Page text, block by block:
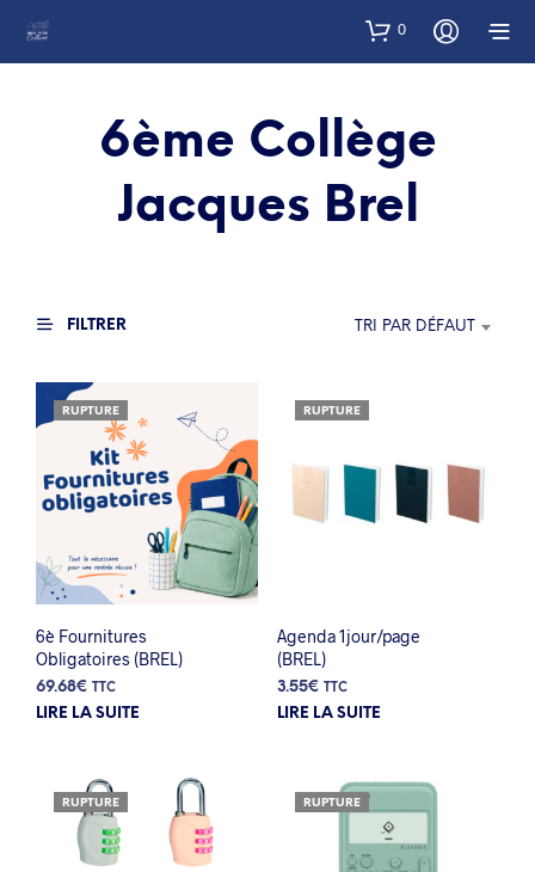
0
6ème Collège
Jacques Brel
FILTRER TRI PAR DÉFAUT
RUPTURE
6è Fournitures
Obligatoires (BREL)
69.68€ TTC
LIRE LA SUITE
RUPTURE
Agenda 1jour/page
(BREL)
3.55€ TTC
LIRE LA SUITE
RUPTURE RUPTURE